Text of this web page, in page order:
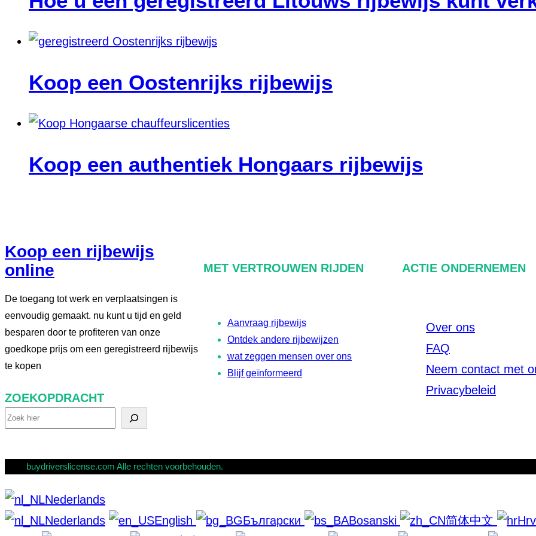
Koop een Oostenrijks rijbewijs
Koop een authentiek Hongaars rijbewijs
Koop een rijbewijs
online
De toegang tot werk en verplaatsingen is
eenvoudig gemaakt. nu kunt u tijd en geld
besparen door te profiteren van onze
goedkope prijs om een geregistreerd rijbewijs
te kopen
ZOEKOPDRACHT
Z
e
o
p
MET VERTROUWEN RIJDEN
Aanvraag rijbewijs
Ontdek andere rijbewijzen
wat zeggen mensen over ons
Blijf geïnformeerd
ACTIE ONDERNEMEN
Over ons
FAQ
Neem contact met
Privacybeleid
buydriverslicense.com Alle rechten voorbehouden.
Nederlands
Nederlands
English Български Bosanski 简体中文